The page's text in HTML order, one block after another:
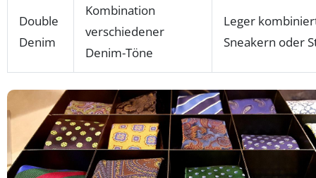
Double
Denim
Kombination
verschiedener
Denim-Töne
Leger
Sneakern oder